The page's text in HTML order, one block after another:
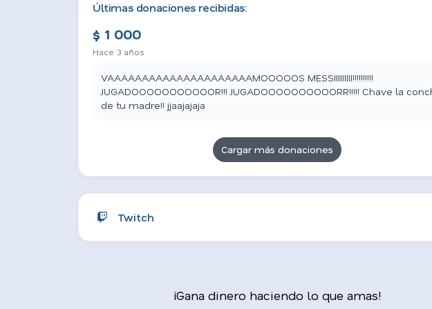
Últimas donaciones recibidas:
$ 1 000
Hace 3 años
VAAAAAAAAAAAAAAAAAAAAAMOOOOOS MESSIIIIIIIII!!!!!!!!!!
JUGADOOOOOOOOOOOR!!! JUGADOOOOOOOOOORR!!!!! Chave la
de tu madre!! jjaajajaja
Cargar más donaciones
Twitch
¡Gana dinero haciendo lo que amas!